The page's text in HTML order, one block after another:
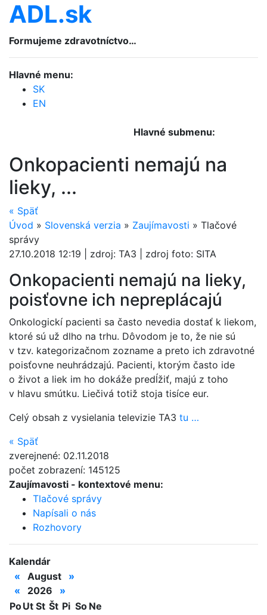
ADL.sk
Formujeme zdravotníctvo…
Hlavné menu:
SK
EN
Hlavné submenu:
Zaujímavosti - kontextové menu:
Tlačové správy
Napísali o nás
Rozhovory
Kalendár
«
August
»
«
2026
»
PoUt St Št Pi So Ne
Onkopacienti nemajú na
lieky, ...
« Späť
Úvod » Slovenská verzia » Zaujímavosti » Tlačové
správy
27.10.2018 12:19 | zdroj: TA3 | zdroj foto: SITA
Onkopacienti nemajú na lieky,
poisťovne ich nepreplácajú
Onkologickí pacienti sa často nevedia dostať k liekom,
ktoré sú už dlho na trhu. Dôvodom je to, že nie sú
v tzv. kategorizačnom zozname a preto ich zdravotné
poisťovne neuhrádzajú. Pacienti, ktorým často ide
o život a liek im ho dokáže predĺžiť, majú z toho
v hlavu smútku. Liečivá totiž stoja tisíce eur.
Celý obsah z vysielania televizie TA3 tu …
« Späť
zverejnené: 02.11.2018
počet zobrazení: 145125